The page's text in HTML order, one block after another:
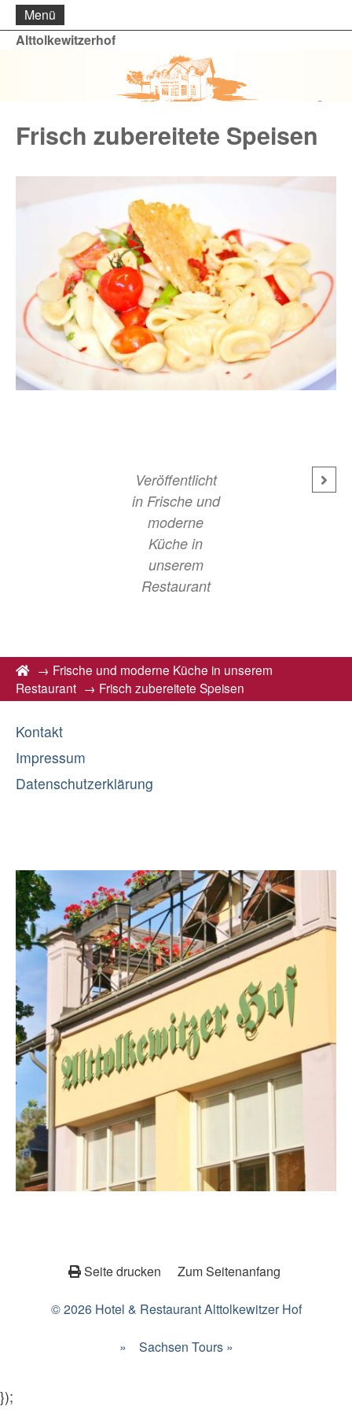
Menü
Alttolkewitzerhof
Frisch zubereitete Speisen
Veröffentlicht
in Frische und
moderne
Küche in
unserem
Restaurant
→ Frische und moderne Küche in unserem
Restaurant → Frisch zubereitete Speisen
Kontakt
Impressum
Datenschutzerklärung
Seite drucken Zum Seitenanfang
© 2026 Hotel & Restaurant Alttolkewitzer Hof
» Sachsen Tours »
});